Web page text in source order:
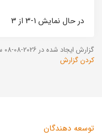
در حال نمایش 1-3 از 3
گزارش ایجاد شده در 2026-08-08 ساعت 00:30:16 (UTC +03:30).
کردن گزارش
توسعه دهندگان